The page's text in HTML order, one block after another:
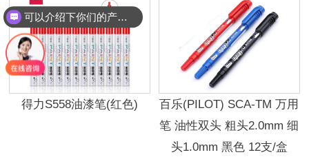
得力S558油漆笔(红色)
百乐(PILOT) SCA-TM 万用
笔 油性双头 粗头2.0mm 细
头1.0mm 黑色 12支/盒
可以介绍下你们的产品么？